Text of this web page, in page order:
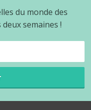
du monde des
semaines !